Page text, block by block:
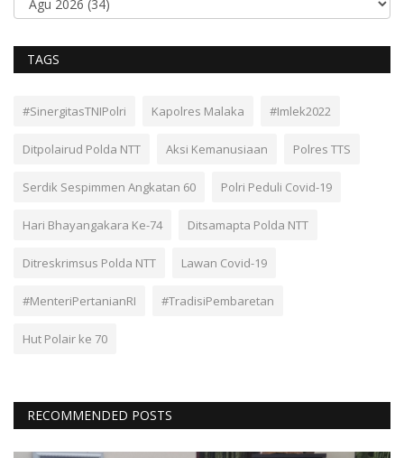
TAGS
#SinergitasTNIPolri Kapolres Malaka #Imlek2022
Ditpolairud Polda NTT Aksi Kemanusiaan Polres TTS
Serdik Sespimmen Angkatan 60 Polri Peduli Covid-19
Hari Bhayangakara Ke-74 Ditsamapta Polda NTT
Ditreskrimsus Polda NTT Lawan Covid-19
#MenteriPertanianRI #TradisiPembaretan
Hut Polair ke 70
RECOMMENDED POSTS